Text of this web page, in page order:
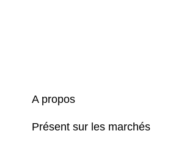
A propos
Présent sur les marchés